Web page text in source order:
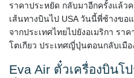
ราคาประหยัด กลับมาอีกครั้งแล้ว
เส้นทางบินไป USA วันนี้พี่ช้างขอ
จากประเทศไทยไปยังอเมริกา รา
โตเกียว ประเทศญี่ปุ่นตอนกลับเมือ
Eva Air ตั๋วเครื่องบินโ